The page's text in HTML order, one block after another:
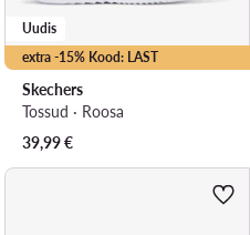
extra -15% Kood: LAST
Uudis
Skechers
Tossud · Roosa
39,99€